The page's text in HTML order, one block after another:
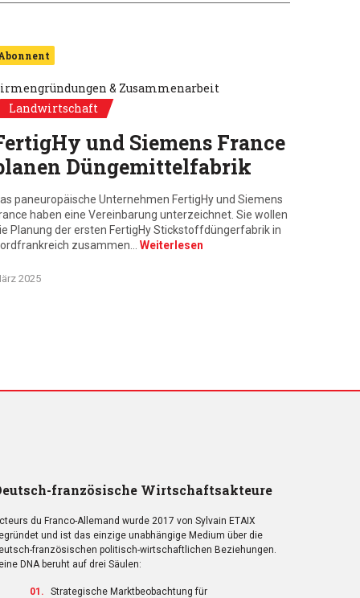
& Zusammenarbeit
Landwirtschaft
und Siemens France
Düngemittelfabrik
paneuropäische Unternehmen FertigHy und Siemens
haben eine Vereinbarung unterzeichnet. Sie wollen
Planung der ersten FertigHy Stickstoffdüngerfabrik in
zusammen… Weiterlesen
2025
französische Wirtschaftsakteure
du Franco-Allemand wurde 2017 von Sylvain ETAIX
und ist das einzige unabhängige Medium über die
französischen politisch-wirtschaftlichen Beziehungen.
DNA beruht auf drei Säulen:
Strategische Marktbeobachtung für